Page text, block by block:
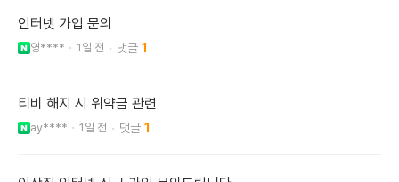
인터넷 가입 문의
영**** 1일 전 1
티비 해지 시 위약금 관련
ay**** 1일 전 1